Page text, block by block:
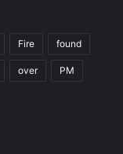
Fire found
over PM